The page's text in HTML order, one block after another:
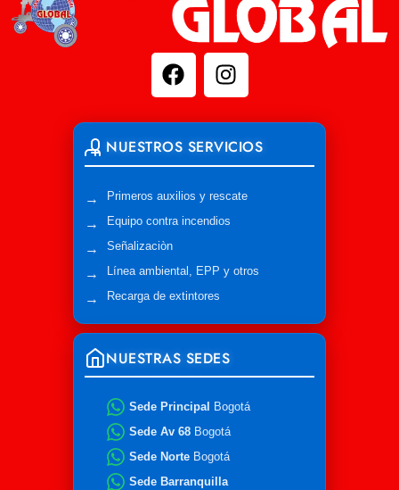
NUESTROS SERVICIOS
Primeros auxilios y rescate
Equipo contra incendios
Señalizaciòn
Línea ambiental, EPP y otros
Recarga de extintores
NUESTRAS SEDES
Sede Principal Bogotá
Sede Av 68 Bogotá
Sede Norte Bogotá
Sede Barranquilla